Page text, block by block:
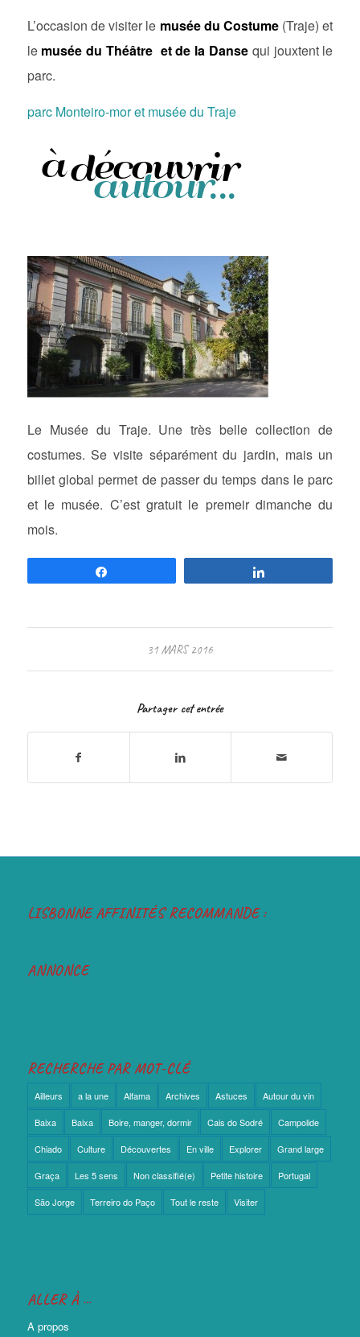
L’occasion de visiter le musée du Costume(Traje) et
le musée du Théâtre et de la Danse qui jouxtent le
parc.
parc Monteiro-mor et musée du Traje
Le Musée du Traje. Une très belle collection de
costumes. Se visite séparément du jardin, mais un
billet global permet de passer du temps dans le parc
et le musée. C’est gratuit le premeir dimanche du
mois.
31 MARS 2016
Partager cet entrée
LISBONNE AFFINITÉS RECOMMANDE :
ANNONCE
RECHERCHE PAR MOT-CLÉ
Ailleurs a la une Alfama Archives Astuces Autour du vin
Baixa Baixa Boire, manger, dormir Cais do Sodré Campolide
Chiado Culture Découvertes En ville Explorer Grand large
Graça Les 5 sens Non classifié(e) Petite histoire Portugal
São Jorge Terreiro do Paço Tout le reste Visiter
ALLER À …
A propos